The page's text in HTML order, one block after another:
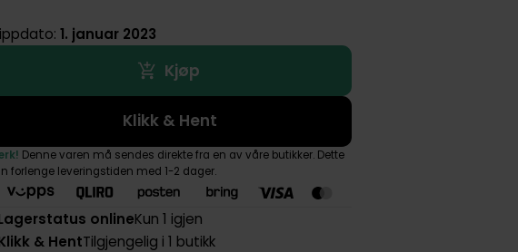
1. januar 2023
Kjøp
Klikk & Hent
Denne varen må sendes direkte fra en av våre butikker. Dette
forlenge leveringstiden med 1-2 dager.
onlineKun 1 igjen
& HentTilgjengelig i 1 butikk